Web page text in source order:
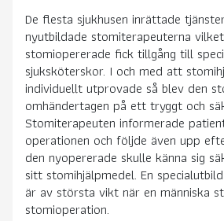
De flesta sjukhusen inrättade
nyutbildade stomiterapeuterna
stomiopererade fick tillgång till
sjuksköterskor. I och med att
individuellt utprovade så blev den
omhändertagen på ett tryggt och
Stomiterapeuten informerade
operationen och följde även upp
den nyopererade skulle känna sig
sitt stomihjälpmedel. En
är av största vikt när en människa
stomioperation.